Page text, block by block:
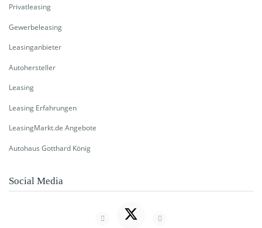
Privatleasing
Gewerbeleasing
Leasinganbieter
Autohersteller
Leasing
Leasing Erfahrungen
LeasingMarkt.de Angebote
Autohaus Gotthard König
Social Media